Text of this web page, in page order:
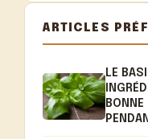
ARTICLES
LE